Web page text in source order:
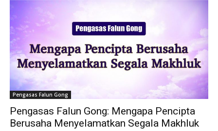
Pengasas Falun Gong
Pengasas Falun Gong: Mengapa Pencipta
Berusaha Menyelamatkan Segala Makhluk